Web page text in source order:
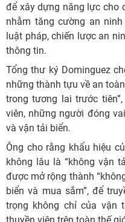
để xây dựng năng lực cho
nhằm tăng cường an
luật pháp, chiến lược an
thông tin.
Tổng thư ký Dominguez
những thành tựu về an
trong tương lai trước
viên, những người đóng
và vận tải biển.
Ông cho rằng khẩu hiệu
không lâu là “không vận
được mở rộng thành
biển và mua sắm”, để
trọng không chỉ của vận